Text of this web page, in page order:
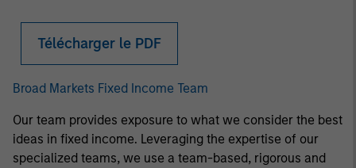
Télécharger le PDF
Broad Markets Fixed Income Team
Our team provides exposure to what we consider the best
ideas in fixed income. Leveraging the expertise of our
specialized teams, we use a team-based, rigorous and